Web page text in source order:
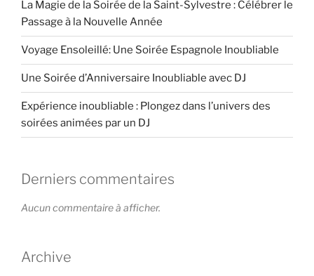
La Magie de la Soirée de la Saint-Sylvestre : Célébrer le
Passage à la Nouvelle Année
Voyage Ensoleillé: Une Soirée Espagnole Inoubliable
Une Soirée d’Anniversaire Inoubliable avec DJ
Expérience inoubliable : Plongez dans l’univers des
soirées animées par un DJ
Derniers commentaires
Aucun commentaire à afficher.
Archive